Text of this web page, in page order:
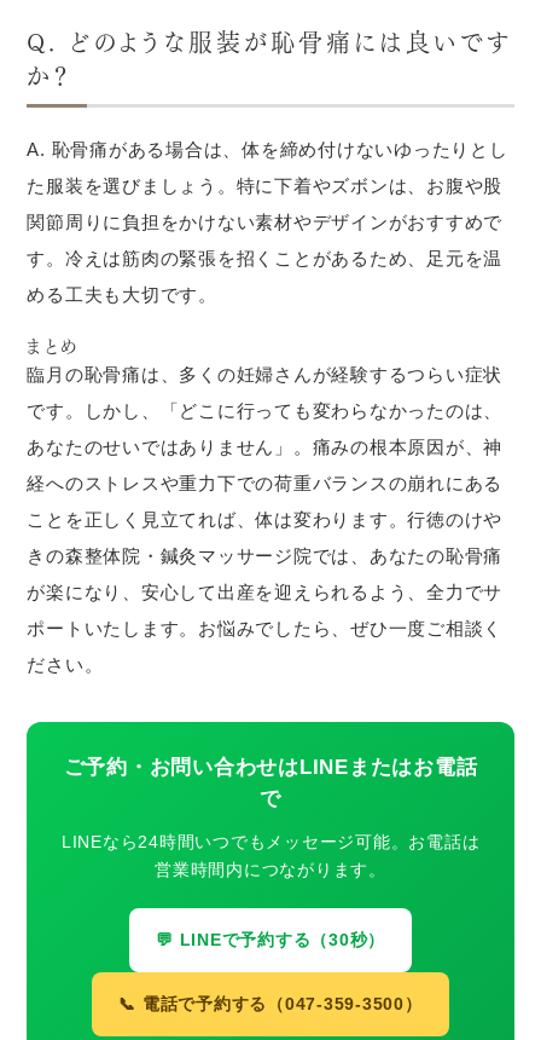
Q. どのような服装が恥骨痛には良いです
か？
A. 恥骨痛がある場合は、体を締め付けないゆったりとし
た服装を選びましょう。特に下着やズボンは、お腹や股
関節周りに負担をかけない素材やデザインがおすすめで
す。冷えは筋肉の緊張を招くことがあるため、足元を温
める工夫も大切です。
まとめ
臨月の恥骨痛は、多くの妊婦さんが経験するつらい症状
です。しかし、「どこに行っても変わらなかったのは、
あなたのせいではありません」。痛みの根本原因が、神
経へのストレスや重力下での荷重バランスの崩れにある
ことを正しく見立てれば、体は変わります。行徳のけや
きの森整体院・鍼灸マッサージ院では、あなたの恥骨痛
が楽になり、安心して出産を迎えられるよう、全力でサ
ポートいたします。お悩みでしたら、ぜひ一度ご相談く
ださい。
ご予約・お問い合わせはLINEまたはお電話
で
LINEなら24時間いつでもメッセージ可能。お電話は
営業時間内につながります。
💬 LINEで予約する（30秒）
📞 電話で予約する（047-359-3500）